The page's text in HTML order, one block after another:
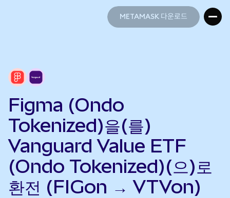
METAMASK 다운로드
Figma (Ondo
Tokenized)을(를)
Vanguard Value ETF
(Ondo Tokenized)(으)로
환전 (FIGon → VTVon)